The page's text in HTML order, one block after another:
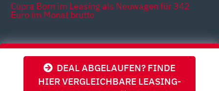
DEAL ABGELAUFEN? FINDE
HIER VERGLEICHBARE LEASING-
Cupra Born im Leasing als Neuwagen für 342
Euro im Monat brutto